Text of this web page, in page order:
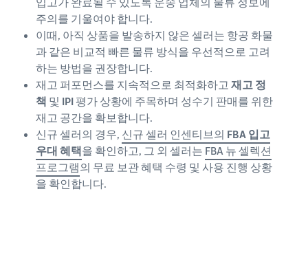
주의를 기울여야 합니다.
이때, 아직 상품을 발송하지 않은 셀러는 항공 화물
과 같은 비교적 빠른 물류 방식을 우선적으로 고려
하는 방법을 권장합니다.
재고 퍼포먼스를 지속적으로 최적화하고 재고 정
책 및 IPI 평가 상황에 주목하며 성수기 판매를 위한
재고 공간을 확보합니다.
신규 셀러의 경우, 신규 셀러 인센티브의 FBA 입고
우대 혜택을 확인하고, 그 외 셀러는 FBA 뉴 셀렉션
프로그램의 무료 보관 혜택 수령 및 사용 진행 상황
을 확인합니다.